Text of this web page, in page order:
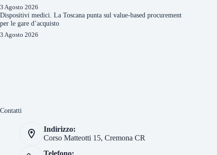
3 Agosto 2026
Dispositivi medici. La Toscana punta sul value-based procurement
per le gare d’acquisto
3 Agosto 2026
Contatti
Indirizzo:
Corso Matteotti 15, Cremona CR
Telefono: